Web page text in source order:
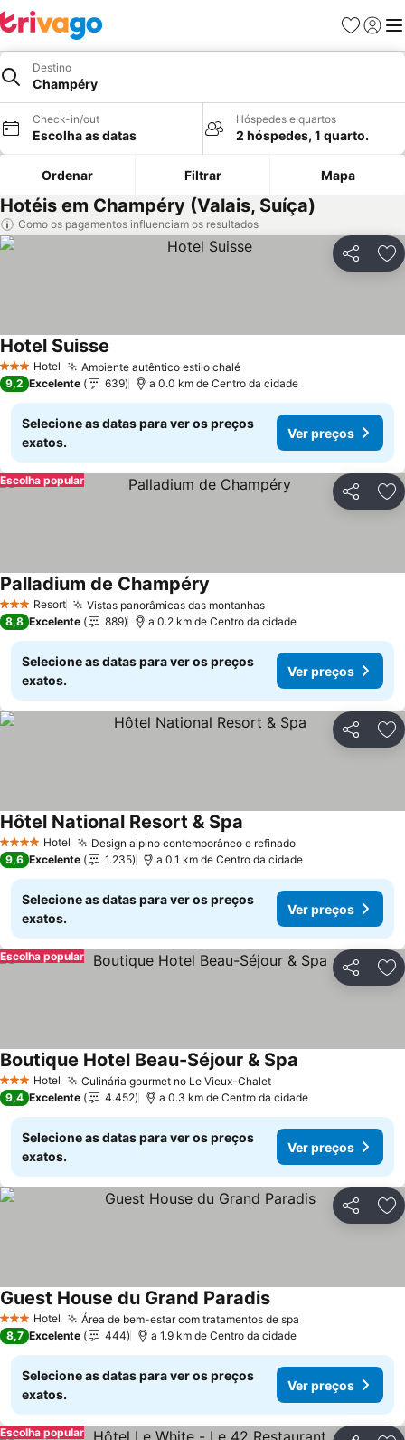
Favoritos
Iniciar
Destino
Champéry
Check-in/out
Escolha as datas
Hóspedes e quartos
2 hóspedes, 1 quarto.
Ordenar Filtrar Mapa
Hotéis em Champéry (Valais, Suíça)
Como os pagamentos influenciam os resultados
Partilhar
3 EstrelasHotel Ambiente autêntico estilo chaléVer preços
Hotel Suisse
9,2 Excelente 639 a 0.0 km de Centro da cidade
Selecione as datas para ver os preços
exatos.
Ver preços
Partilhar
Escolha popular
3 EstrelasResort Vistas panorâmicas das montanhasVer preços
Palladium de Champéry
8,8 Excelente 889 a 0.2 km de Centro da cidade
Selecione as datas para ver os preços
exatos.
Ver preços
Partilhar
4 EstrelasHotel Design alpino contemporâneo e refinadoVer preços
Hôtel National Resort & Spa
9,6 Excelente 1.235 a 0.1 km de Centro da cidade
Selecione as datas para ver os preços
exatos.
Ver preços
Partilhar
Escolha popular
3 EstrelasHotel Culinária gourmet no Le Vieux-ChaletVer preços
Boutique Hotel Beau-Séjour & Spa
9,4 Excelente 4.452 a 0.3 km de Centro da cidade
Selecione as datas para ver os preços
exatos.
Ver preços
Partilhar
3 EstrelasHotel Área de bem-estar com tratamentos de spa
Guest House du Grand ParadisVer preços
8,7 Excelente 444 a 1.9 km de Centro da cidade
Selecione as datas para ver os preços
exatos.
Ver preços
Escolha popular